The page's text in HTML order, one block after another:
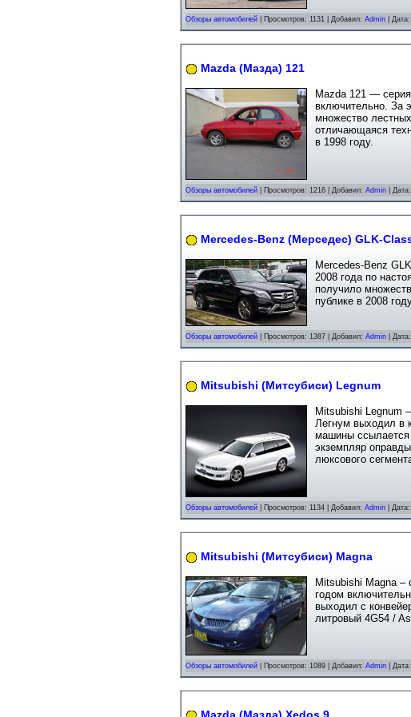
Обзоры автомобилей | Просмотров: 1131 | Добавил: Admin | Дата:
Mazda (Мазда) 121
Mazda 121 —
включительно. За
множество
отличающаяся
в 1998 году.
Обзоры автомобилей | Просмотров: 1216 | Добавил: Admin | Дата:
Mercedes-Benz (Мерседес) GLK-
Mercedes-Benz
2008 года по
получило
публике в 2008
Обзоры автомобилей | Просмотров: 1387 | Добавил: Admin | Дата:
Mitsubishi (Митсубиси) Legnum
Mitsubishi Legnum
Легнум выходил в
машины ссылается
экземпляр
люксового
Обзоры автомобилей | Просмотров: 1134 | Добавил: Admin | Дата:
Mitsubishi (Митсубиси) Magna
Mitsubishi Magna –
годом
выходил с
литровый 4G54 /
Обзоры автомобилей | Просмотров: 1089 | Добавил: Admin | Дата:
Mazda (Мазда) Xedos 9